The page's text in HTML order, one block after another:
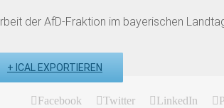
der AfD-Fraktion im bayerischen
+ ICAL EXPORTIEREN
Facebook Twitter LinkedIn